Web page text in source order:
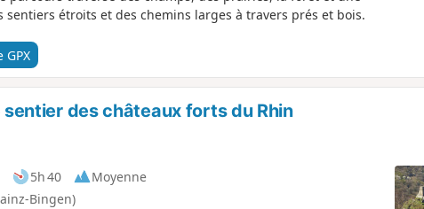
étroits et des chemins larges à travers prés et bois.
des châteaux forts du Rhin
5h 40
Moyenne
Bingen)